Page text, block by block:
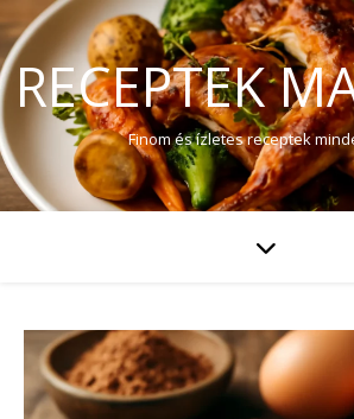
RECEPTEK
Finom és ízletes receptek